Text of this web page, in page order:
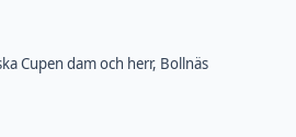
Cupen dam och herr, Bollnäs